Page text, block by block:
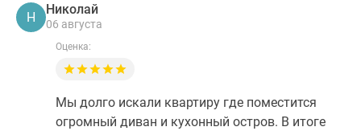
Н
Николай
06 августа
Оценка:
Мы долго искали квартиру где поместится
огромный диван и кухонный остров. В итоге